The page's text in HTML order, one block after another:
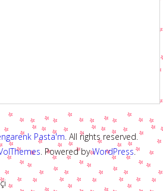
Pasta'm. All rights reserved.
. Powered byWordPress.